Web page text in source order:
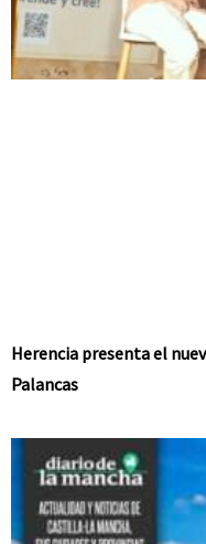
Herencia presenta el
Palancas